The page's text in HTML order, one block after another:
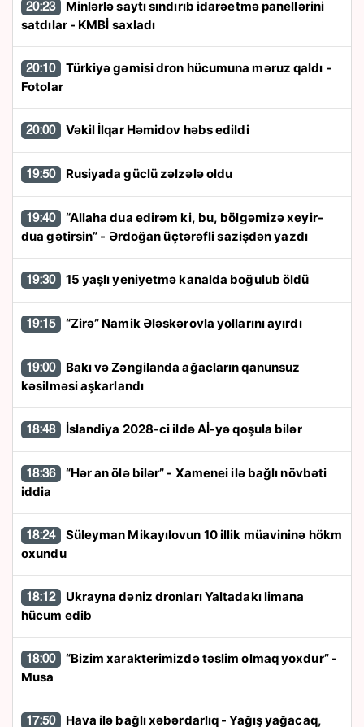
20:23
satdılar - KMBİ saxladı
20:10
Fotolar
20:00 Vəkil İlqar Həmidov həbs edildi
19:50 Rusiyada güclü zəlzələ oldu
19:40
dua gətirsin” - Ərdoğan üçtərəfli sazişdən yazdı
19:30 15 yaşlı yeniyetmə kanalda boğulub öldü
19:15 “Zirə” Namik Ələskərovla yollarını ayırdı
19:00
kəsilməsi aşkarlandı
18:48 İslandiya 2028-ci ildə Aİ-yə qoşula bilər
18:36
iddia
18:24
oxundu
18:12
hücum edib
18:00
Musa
17:50